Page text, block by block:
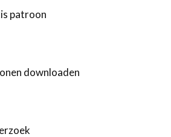
patroon
downloaden